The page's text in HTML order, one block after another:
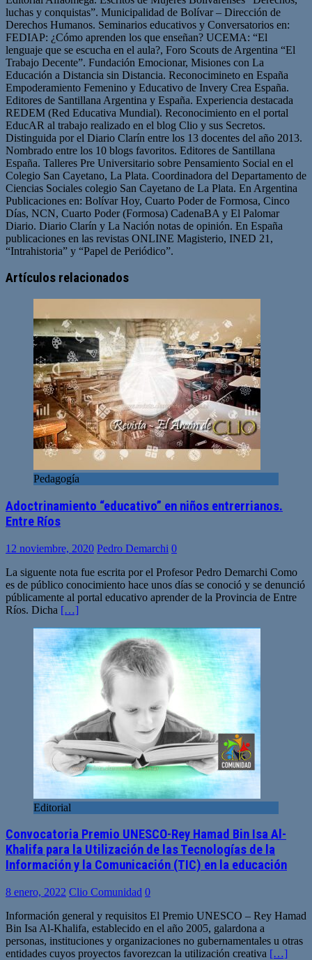
luchas y conquistas”. Municipalidad de Bolívar – Dirección de
Derechos Humanos. Seminarios educativos y Conversatorios en:
FEDIAP: ¿Cómo aprenden los que enseñan? UCEMA: “El
lenguaje que se escucha en el aula?, Foro Scouts de Argentina “El
Trabajo Decente”. Fundación Emocionar, Misiones con La
Educación a Distancia sin Distancia. Reconocimineto en España
Empoderamiento Femenino y Educativo de Invery Crea España.
Editores de Santillana Argentina y España. Experiencia destacada
REDEM (Red Educativa Mundial). Reconocimiento en el portal
EducAR al trabajo realizado en el blog Clio y sus Secretos.
Distinguida por el Diario Clarín entre los 13 docentes del año 2013.
Nombrado entre los 10 blogs favoritos. Editores de Santillana
España. Talleres Pre Universitario sobre Pensamiento Social en el
Colegio San Cayetano, La Plata. Coordinadora del Departamento de
Ciencias Sociales colegio San Cayetano de La Plata. En Argentina
Publicaciones en: Bolívar Hoy, Cuarto Poder de Formosa, Cinco
Días, NCN, Cuarto Poder (Formosa) CadenaBA y El Palomar
Diario. Diario Clarín y La Nación notas de opinión. En España
publicaciones en las revistas ONLINE Magisterio, INED 21,
“Intrahistoria” y “Papel de Periódico”.
web
Artículos relacionados
Pedagogía
Adoctrinamiento “educativo” en niños entrerrianos.
Entre Ríos
12 noviembre, 2020 Pedro Demarchi 0
La siguente nota fue escrita por el Profesor Pedro Demarchi Como
es de público conocimiento hace unos días se conoció y se denunció
públicamente al portal educativo aprender de la Provincia de Entre
Ríos. Dicha […]
Editorial
Convocatoria Premio UNESCO-Rey Hamad Bin Isa Al-
Khalifa para la Utilización de las Tecnologías de la
Información y la Comunicación (TIC) en la educación
8 enero, 2022 Clio Comunidad 0
Información general y requisitos El Premio UNESCO – Rey Hamad
Bin Isa Al-Khalifa, establecido en el año 2005, galardona a
personas, instituciones y organizaciones no gubernamentales u otras
entidades cuyos proyectos favorezcan la utilización creativa […]